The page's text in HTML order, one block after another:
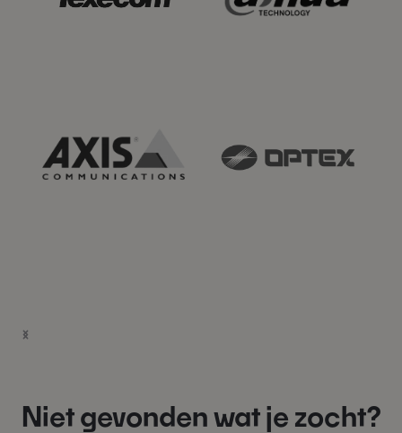
Niet gevonden wat je zocht?